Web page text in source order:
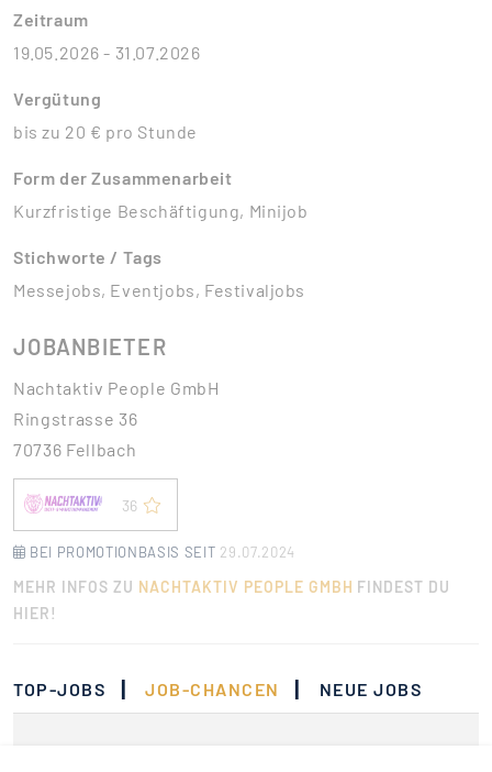
Zeitraum
19.05.2026 - 31.07.2026
Vergütung
bis zu 20 € pro Stunde
Form der Zusammenarbeit
Kurzfristige Beschäftigung, Minijob
Stichworte / Tags
Messejobs, Eventjobs, Festivaljobs
JOBANBIETER
Nachtaktiv People GmbH
Ringstrasse 36
70736 Fellbach
36
BEI PROMOTIONBASIS SEIT 29.07.2024
MEHR INFOS ZU NACHTAKTIV PEOPLE GMBH FINDEST DU
HIER!
TOP-JOBS | JOB-CHANCEN | NEUE JOBS